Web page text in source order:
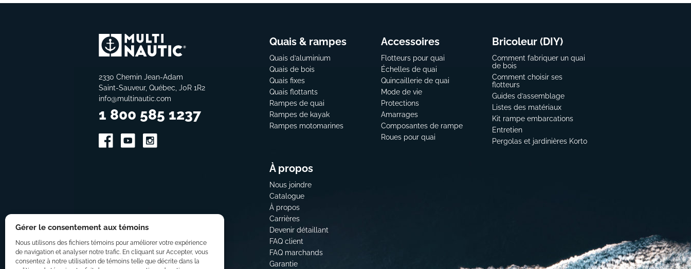
Gérer le consentement aux témoins
Nous utilisons des fichiers témoins pour améliorer votre expérience
de navigation et analyser notre trafic. En cliquant sur Accepter, vous
consentez à notre utilisation de témoins telle que décrite dans la
2330 Chemin Jean-Adam
Saint-Sauveur, Québec, J0R 1R2
info@multinautic.com
1 800 585 1237
Quais & rampes
Quais d’aluminium
Quais de bois
Quais fixes
Quais flottants
Rampes de quai
Rampes de kayak
Rampes motomarines
Accessoires
Flotteurs pour quai
Échelles de quai
Quincaillerie de quai
Mode de vie
Protections
Amarrages
Composantes de rampe
Roues pour quai
Bricoleur (DIY)
Comment fabriquer un quai
de bois
Comment choisir ses
flotteurs
Guides d’assemblage
Listes des matériaux
Kit rampe embarcations
Entretien
Pergolas et jardinières Korto
À propos
Nous joindre
Catalogue
À propos
Carrières
Devenir détaillant
FAQ client
FAQ marchands
Garantie